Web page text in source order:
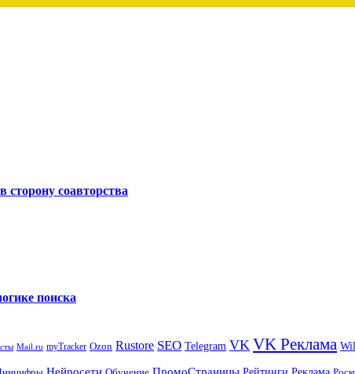
соавторства
поиска
Mail.ru myTracker Ozon Rustore SEO Telegram VK VK Реклама
ПромоСтраницы